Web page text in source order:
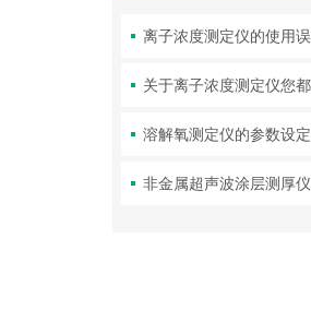
溶解氧测定仪的参数设定